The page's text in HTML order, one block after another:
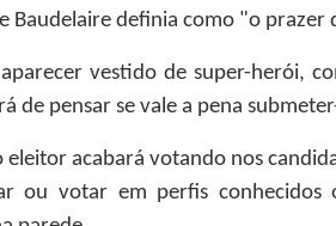
Baudelaire definia como "o
vestido de super-herói,
de pensar se vale a pena
eleitor acabará votando nos
ou votar em perfis conhecidos